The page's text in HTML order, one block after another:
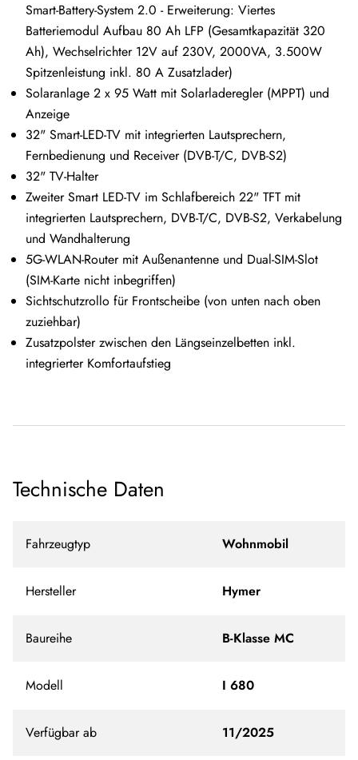
Smart-Battery-System 2.0 - Erweiterung: Viertes
Batteriemodul Aufbau 80 Ah LFP (Gesamtkapazität 320
Ah), Wechselrichter 12V auf 230V, 2000VA, 3.500W
Spitzenleistung inkl. 80 A Zusatzlader)
Solaranlage 2 x 95 Watt mit Solarladeregler (MPPT) und
Anzeige
32" Smart-LED-TV mit integrierten Lautsprechern,
Fernbedienung und Receiver (DVB-T/C, DVB-S2)
32" TV-Halter
Zweiter Smart LED-TV im Schlafbereich 22" TFT mit
integrierten Lautsprechern, DVB-T/C, DVB-S2, Verkabelung
und Wandhalterung
5G-WLAN-Router mit Außenantenne und Dual-SIM-Slot
(SIM-Karte nicht inbegriffen)
Sichtschutzrollo für Frontscheibe (von unten nach oben
zuziehbar)
Zusatzpolster zwischen den Längseinzelbetten inkl.
integrierter Komfortaufstieg
Technische Daten
Fahrzeugtyp Wohnmobil
Hersteller Hymer
Baureihe B-Klasse MC
Modell I 680
Verfügbar ab 11/2025